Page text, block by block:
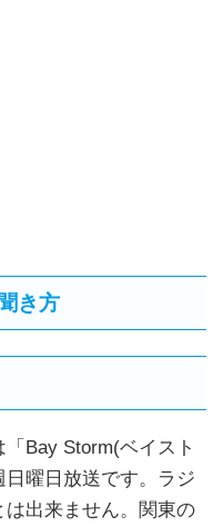
き方
Bay Storm(ベイスト
曜日放送です。ラジ
出来ません。関東の